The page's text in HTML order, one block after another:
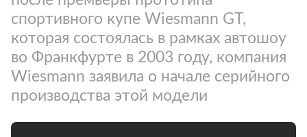
спортивного купе Wiesmann GT,
которая состоялась в рамках автошоу
во Франкфурте в 2003 году, компания
Wiesmann заявила о начале серийного
производства этой модели